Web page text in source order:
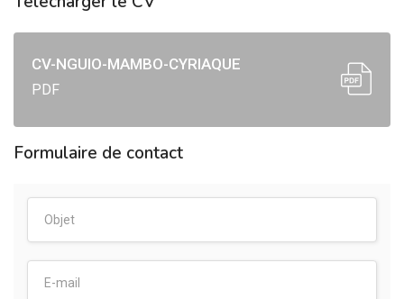
CV-NGUIO-MAMBO-CYRIAQUE
PDF
Formulaire de contact